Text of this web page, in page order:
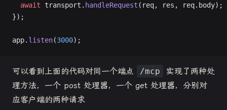
  await
transport. handleRequest (req, res, req.body);
});
app. listen(3000);
可以看到上面的代码对同一个端点 /mcp
实现了两种处
理方法，一个 post 处理器，一个 get 处理器，分别对
应客户端的两种请求